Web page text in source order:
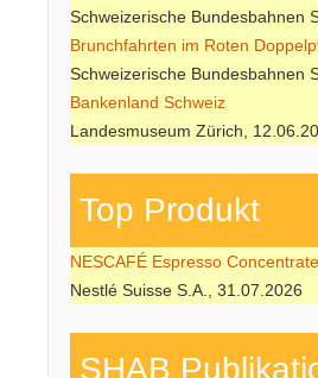
Schweizerische Bundesbahnen
Brunchfahrten im Roten
Schweizerische Bundesbahnen
Bankenland Schweiz
Landesmuseum Zürich,
Top Produkt
NESCAFÉ Espresso Concentrate
Nestlé Suisse S.A., 31.07.2026
SHAB